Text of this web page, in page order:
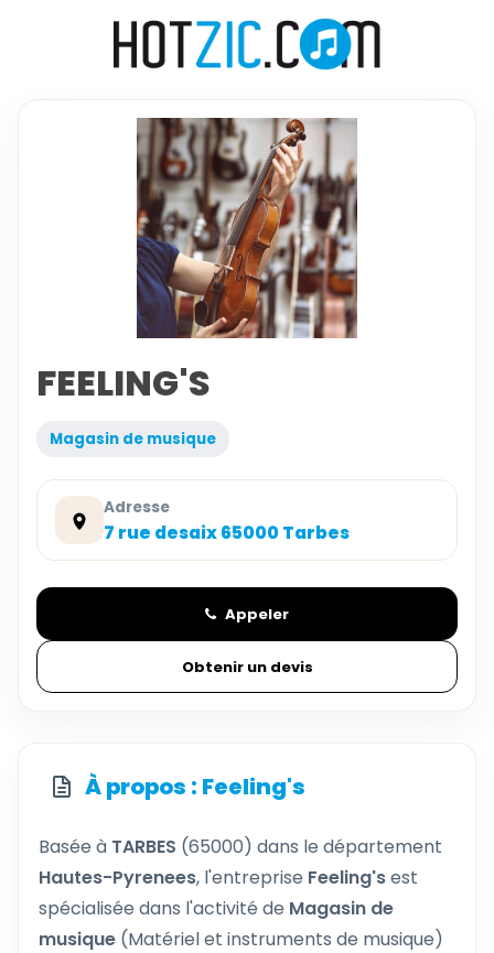
FEELING'S
Magasin de musique
Adresse
7 rue desaix 65000 Tarbes
Appeler
Obtenir un devis
À propos : Feeling's
Basée à TARBES (65000) dans le département
Hautes-Pyrenees, l'entreprise Feeling'sest
spécialisée dans l'activité de Magasin de
musique (Matériel et instruments de musique)